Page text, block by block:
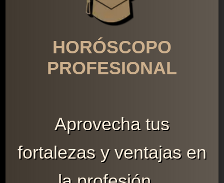
HORÓSCOPO
PROFESIONAL
Aprovecha tus
fortalezas y ventajas en